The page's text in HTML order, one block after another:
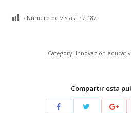
Número de vistas: 2.182
Category: Innovacion
Compartir esta